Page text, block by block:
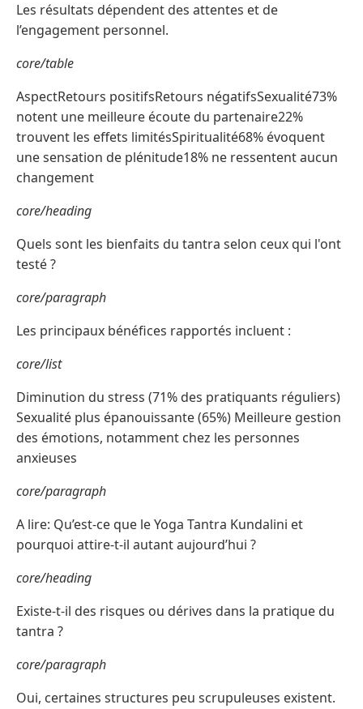
Les résultats dépendent des attentes et de
l’engagement personnel.
core/table
AspectRetours positifsRetours négatifsSexualité73%
notent une meilleure écoute du partenaire22%
trouvent les effets limitésSpiritualité68% évoquent
une sensation de plénitude18% ne ressentent aucun
changement
core/heading
Quels sont les bienfaits du tantra selon ceux qui l'ont
testé ?
core/paragraph
Les principaux bénéfices rapportés incluent :
core/list
Diminution du stress (71% des pratiquants réguliers)
Sexualité plus épanouissante (65%) Meilleure gestion
des émotions, notamment chez les personnes
anxieuses
core/paragraph
A lire: Qu’est-ce que le Yoga Tantra Kundalini et
pourquoi attire-t-il autant aujourd’hui ?
core/heading
Existe-t-il des risques ou dérives dans la pratique du
tantra ?
core/paragraph
Oui, certaines structures peu scrupuleuses existent.